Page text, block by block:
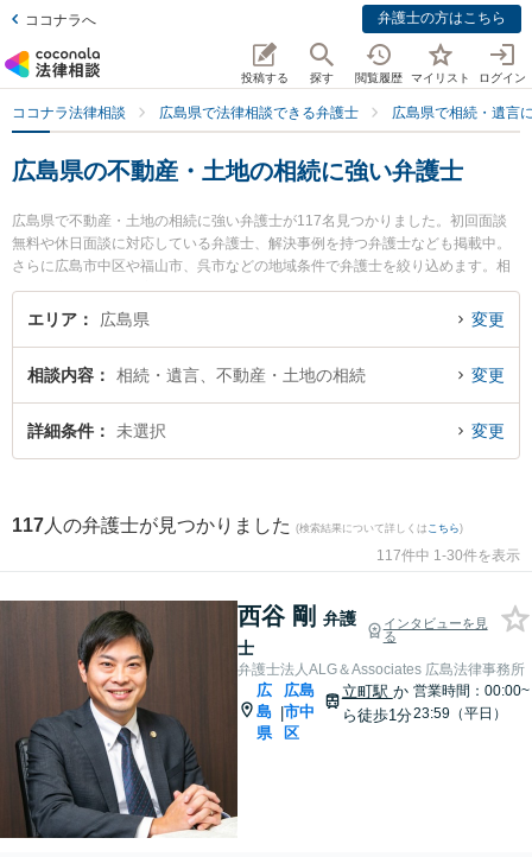
ココナラへ 弁護士の方はこちら
投稿する 探す 閲覧履歴 マイリスト ログイン
ココナラ法律相談 広島県で法律相談できる弁護士 広島県で相続・遺言
広島県の不動産・土地の相続に強い弁護士
広島県で不動産・土地の相続に強い弁護士が117名見つかりました。初回面談
無料や休日面談に対応している弁護士、解決事例を持つ弁護士なども掲載中。
さらに広島市中区や福山市、呉市などの地域条件で弁護士を絞り込めます。相
続・遺言に関係する家族間の相続トラブルや認知症の相続、遺産分割等の細か
な分野での絞り込み検索もでき便利です。特に弁護士法人ALG＆Associates 広
目されています。『広島県で土日や夜間に発生した不動産・土地の相続のトラ
ブルを今すぐに弁護士に相談したい』『不動産・土地の相続のトラブル解決の
実績豊富な近くの弁護士を検索したい』『初回相談無料で不動産・土地の相続
エリア 広島県 変更
相談内容 相続・遺言、不動産・土地の相続 変更
詳細条件 未選択 変更
117 人の弁護士が見つかりました (検索結果について詳しくは こちら)
117件中 1-30件を表示
西谷 剛 弁護
士
インタビューを見
る
弁護士法人ALG＆Associates 広島法律事務所
広
島
県
|
広島
市中
区
立町駅 か
ら徒歩1分
営業時間：00:00~
23:59（平日）